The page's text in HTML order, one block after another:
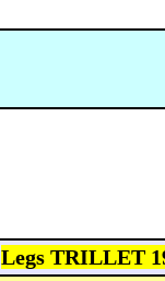
Legs TRILLET